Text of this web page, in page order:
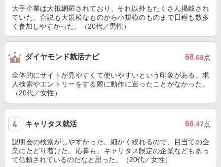
大手企業は大抵網羅されており、それ以外もたくさん掲載され
ていた。合説も大規模なものから小規模のものまで日程も数多
く参加しやすかった。（20代／男性）
ダイヤモンド就活ナビ 68.68点
全体的にサイトが見やすくて使いやすいという印象がある。求
人検索やエントリーをする際に動作に迷ったことがなかった。
（20代／女性）
キャリタス就活 66.47点
説明会の検索がしやすかった。細かく絞れるので、目当ての企
業にたどり着けた。応募も、キャリタス限定の企業などもあっ
て信頼されているのだなと思った。（20代／女性）